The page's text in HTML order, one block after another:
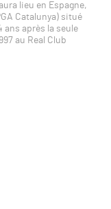
lieu en Espagne,
Catalunya) situé
ans après la seule
au Real Club